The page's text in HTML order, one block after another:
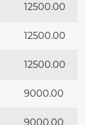
12500.00
12500.00
12500.00
9000.00
9000.00